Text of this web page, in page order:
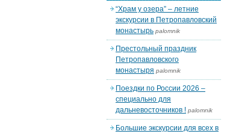
“Храм у озера” – летние
экскурсии в Петропавловский
монастырь palomnik
Престольный праздник
Петропавловского
монастыря palomnik
Поездки по России 2026 –
специально для
дальневосточников ! palomnik
Большие экскурсии для всех в